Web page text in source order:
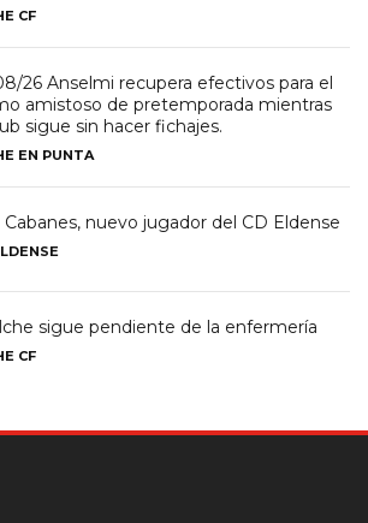
CF
26 Anselmi recupera efectivos para el
amistoso de pretemporada mientras
sigue sin hacer fichajes.
EN PUNTA
Cabanes, nuevo jugador del CD Eldense
sigue pendiente de la enfermería
CF